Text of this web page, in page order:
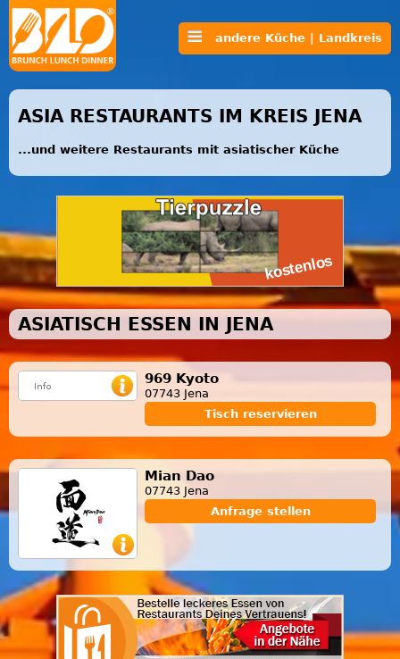
andere Küche | Landkreis
ASIA RESTAURANTS IM KREIS JENA
...und weitere Restaurants mit asiatischer Küche
ASIATISCH ESSEN IN JENA
969 Kyoto
07743 Jena
Tisch reservieren
Mian Dao
07743 Jena
Anfrage stellen